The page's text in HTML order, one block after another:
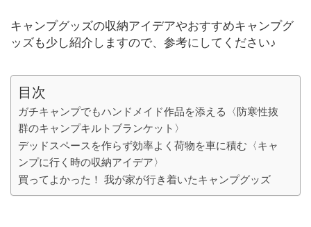
キャンプグッズの収納アイデアやおすすめキャンプグ
ッズも少し紹介しますので、参考にしてください♪
目次
ガチキャンプでもハンドメイド作品を添える〈防寒性抜
群のキャンプキルトブランケット〉
デッドスペースを作らず効率よく荷物を車に積む〈キャ
ンプに行く時の収納アイデア〉
買ってよかった！ 我が家が行き着いたキャンプグッズ